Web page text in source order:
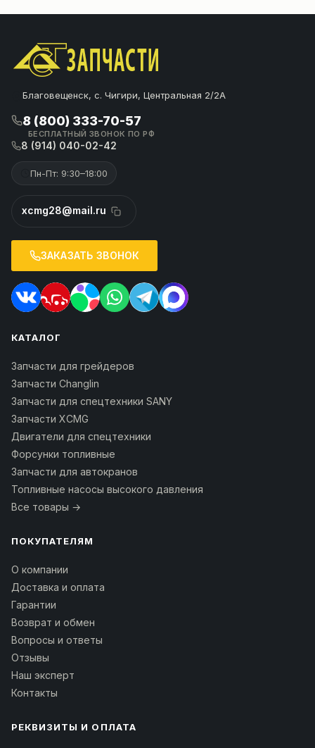
Благовещенск, с. Чигири, Центральная 2/2А
8 (800) 333-70-57
БЕСПЛАТНЫЙ ЗВОНОК ПО РФ
8 (914) 040-02-42
Пн-Пт: 9:30–18:00
xcmg28@mail.ru
ЗАКАЗАТЬ ЗВОНОК
КАТАЛОГ
Запчасти для грейдеров
Запчасти Changlin
Запчасти для спецтехники SANY
Запчасти XCMG
Двигатели для спецтехники
Форсунки топливные
Запчасти для автокранов
Топливные насосы высокого давления
Все товары →
ПОКУПАТЕЛЯМ
О компании
Доставка и оплата
Гарантии
Возврат и обмен
Вопросы и ответы
Отзывы
Наш эксперт
Контакты
РЕКВИЗИТЫ И ОПЛАТА